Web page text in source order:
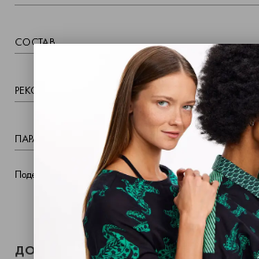
СОСТАВ
РЕКОМЕНДАЦИИ ПО УХОДУ
ПАРАМЕТРЫ МОДЕЛИ
Поделиться telegramwhatsapp
vk
ДОПОЛНИТЬ ОБРАЗ